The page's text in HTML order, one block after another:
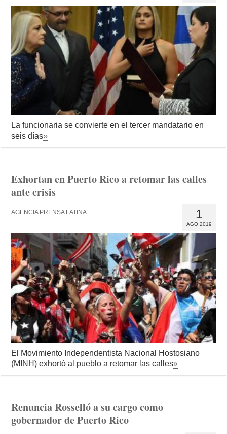
La funcionaria se convierte en el tercer mandatario en
seis días»
Exhortan en Puerto Rico a retomar las calles
ante crisis
1
AGO 2019
AGENCIA PRENSA LATINA
El Movimiento Independentista Nacional Hostosiano
(MINH) exhortó al pueblo a retomar las calles»
Renuncia Rosselló a su cargo como
gobernador de Puerto Rico